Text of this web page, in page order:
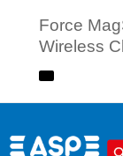
Force
Wireless